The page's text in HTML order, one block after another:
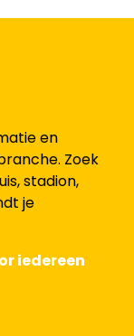
en
Zoek
stadion,
je
iedereen